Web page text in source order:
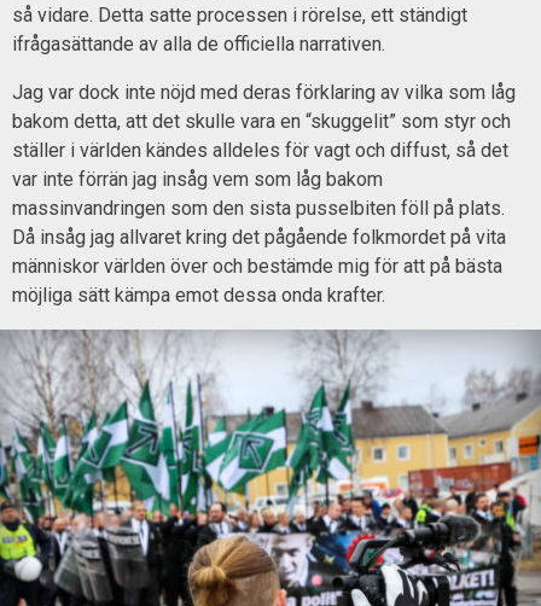
så vidare. Detta satte processen i rörelse, ett ständigt
ifrågasättande av alla de officiella narrativen.
Jag var dock inte nöjd med deras förklaring av vilka som låg
bakom detta, att det skulle vara en “skuggelit” som styr och
ställer i världen kändes alldeles för vagt och diffust, så det
var inte förrän jag insåg vem som låg bakom
massinvandringen som den sista pusselbiten föll på plats.
Då insåg jag allvaret kring det pågående folkmordet på vita
människor världen över och bestämde mig för att på bästa
möjliga sätt kämpa emot dessa onda krafter.